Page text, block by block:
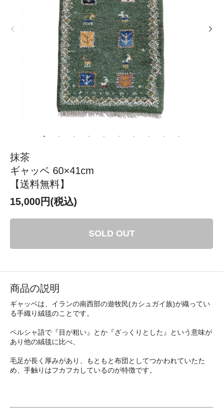
抹茶
ギャッベ 60×41cm
【送料無料】
15,000円(税込)
SOLD OUT
商品の説明
ギャッベは、イランの南西部の遊牧民(カシュガイ族)が織ってい
る手織り絨毯のことです。
ペルシャ語で『目が粗い』とか『ざっくりとした』という意味が
あり他の絨毯に比べ、
毛足が長く厚みがあり、もともと布団としてつかわれていたた
め、手触りはフカフカしているのが特徴です。